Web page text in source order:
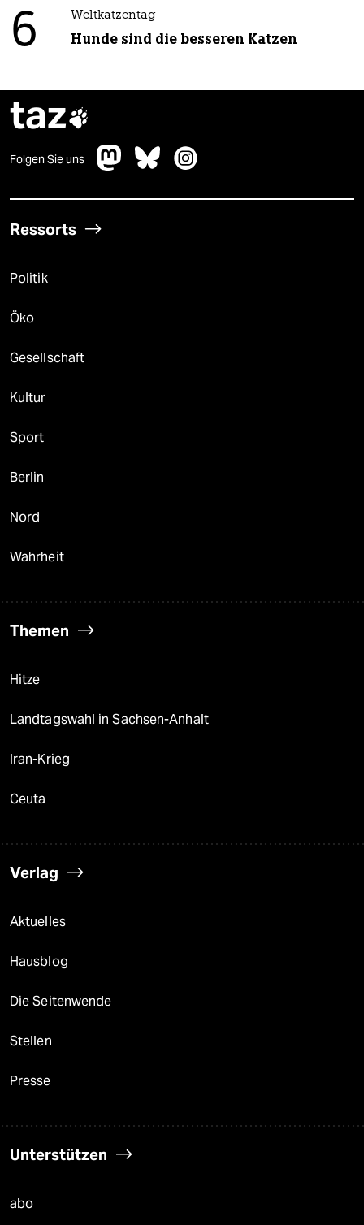
6 Weltkatzentag
Hunde sind die besseren Katzen
taz
Folgen Sie uns
Ressorts
Politik
Öko
Gesellschaft
Kultur
Sport
Berlin
Nord
Wahrheit
Themen
Hitze
Landtagswahl in Sachsen-Anhalt
Iran-Krieg
Ceuta
Verlag
Aktuelles
Hausblog
Die Seitenwende
Stellen
Presse
Unterstützen
abo